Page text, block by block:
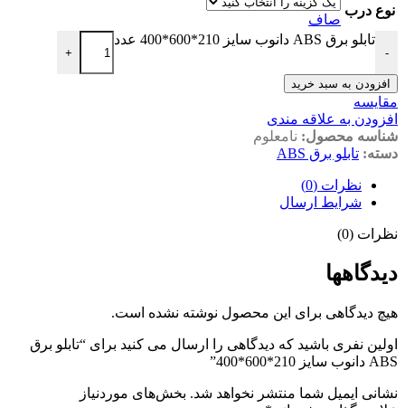
نوع درب
صاف
-
تابلو برق ABS دانوب سایز 210*600*400 عدد
+
افزودن به سبد خرید
مقايسه
افزودن به علاقه مندی
شناسه محصول: نامعلوم
دسته: تابلو برق ABS
نظرات (0)
شرایط ارسال
نظرات (0)
دیدگاهها
هیچ دیدگاهی برای این محصول نوشته نشده است.
اولین نفری باشید که دیدگاهی را ارسال می کنید برای “تابلو برق
ABS دانوب سایز 210*600*400”
نشانی ایمیل شما منتشر نخواهد شد. بخش‌های موردنیاز